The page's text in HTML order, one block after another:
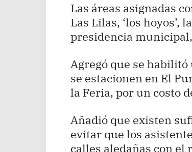
Las áreas asignadas
Las Lilas, ‘los hoyos’,
presidencia
Agregó que se
se estacionen en El
la Feria, por un costo
Añadió que existen
evitar que los
calles aledañas con el